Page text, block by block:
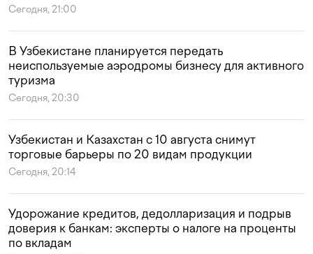
Сегодня, 21:00
В Узбекистане планируется передать
неиспользуемые аэродромы бизнесу для активного
туризма
Сегодня, 20:30
Узбекистан и Казахстан с 10 августа снимут
торговые барьеры по 20 видам продукции
Сегодня, 20:14
Удорожание кредитов, дедолларизация и подрыв
доверия к банкам: эксперты о налоге на проценты
по вкладам